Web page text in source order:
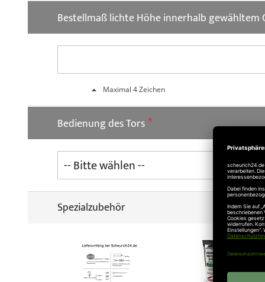
Bestellmaß lichte Höhe innerhalb gewähltem
Maximal 4 Zeichen
Bedienung des Tors
Spezialzubehör